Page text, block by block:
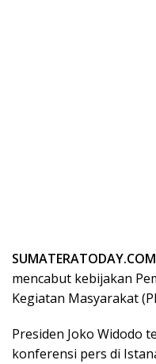
SUMATERATODAY.COM
mencabut kebijakan
Kegiatan Masyarakat
Presiden Joko Widodo
konferensi pers di